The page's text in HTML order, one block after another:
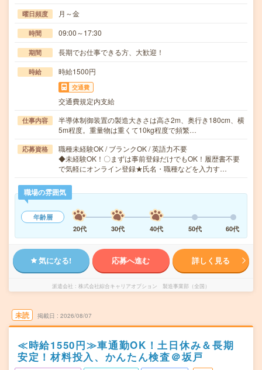
曜日頻度 月～金
時間 09:00～17:30
期間 長期でお仕事できる方、大歓迎！
時給 時給1500円
交通費
交通費規定内支給
仕事内容
半導体制御装置の製造大きさは高さ2m、奥行き180cm、横
5m程度。重量物は重くて10kg程度で頻繁…
応募資格
職種未経験OK / ブランクOK / 英語力不要
◆未経験OK！〇まずは事前登録だけでもOK！履歴書不要
で気軽にオンライン登録★氏名・職種などを入力す…
職場の雰囲気
年齢層
20代
30代 40代 50代 60代
気になる! 応募へ進む 詳しく見る
派遣会社 株式会社綜合キャリアオプション 製造事業部（全国）
未読 掲載日 2026/08/07
≪時給1550円≫車通勤OK！土日休み＆長期
安定！材料投入、かんたん検査＠坂戸